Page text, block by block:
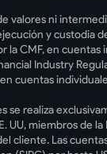
valores ni
y custodia
la CMF, en
Industry
cuentas
se realiza
UU, miembros de
cliente. Las